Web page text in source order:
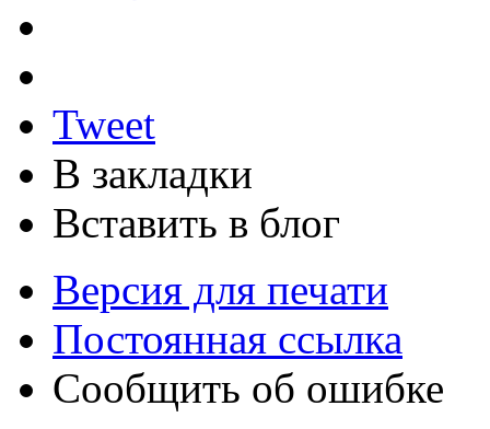
Tweet
В закладки
Вставить в блог
Версия для печати
Постоянная ссылка
Сообщить об ошибке